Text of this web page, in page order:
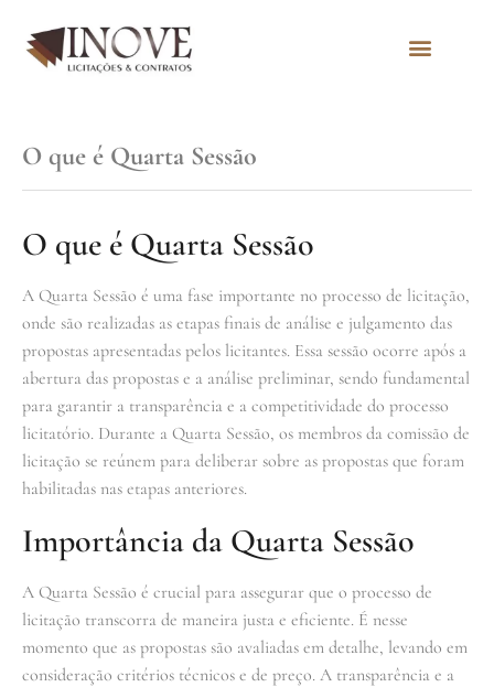
O que é Quarta Sessão
O que é Quarta Sessão
A Quarta Sessão é uma fase importante no processo de licitação,
onde são realizadas as etapas finais de análise e julgamento das
propostas apresentadas pelos licitantes. Essa sessão ocorre após a
abertura das propostas e a análise preliminar, sendo fundamental
para garantir a transparência e a competitividade do processo
licitatório. Durante a Quarta Sessão, os membros da comissão de
licitação se reúnem para deliberar sobre as propostas que foram
habilitadas nas etapas anteriores.
Importância da Quarta Sessão
A Quarta Sessão é crucial para assegurar que o processo de
licitação transcorra de maneira justa e eficiente. É nesse
momento que as propostas são avaliadas em detalhe, levando em
consideração critérios técnicos e de preço. A transparência e a